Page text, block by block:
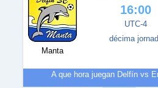
Manta
16:00
UTC-4
décima
A que hora juegan Delfín vs